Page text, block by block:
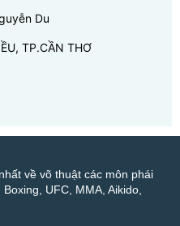
Du
TP.CẦN THƠ
về võ thuật các môn phái
UFC, MMA, Aikido,